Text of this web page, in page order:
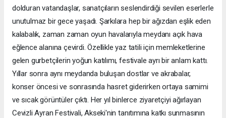
dolduran vatandaşlar, sanatçıların seslendirdiği sevilen eserlerle
unutulmaz bir gece yaşadı. Şarkılara hep bir ağızdan eşlik eden
kalabalık, zaman zaman oyun havalarıyla meydanı açık hava
eğlence alanına çevirdi. Özellikle yaz tatili için memleketlerine
gelen gurbetçilerin yoğun katılımı, festivale ayrı bir anlam kattı.
Yıllar sonra aynı meydanda buluşan dostlar ve akrabalar,
konser öncesi ve sonrasında hasret giderirken ortaya samimi
ve sıcak görüntüler çıktı. Her yıl binlerce ziyaretçiyi ağırlayan
Cevizli Ayran Festivali, Akseki'nin tanıtımına katkı sunmasının